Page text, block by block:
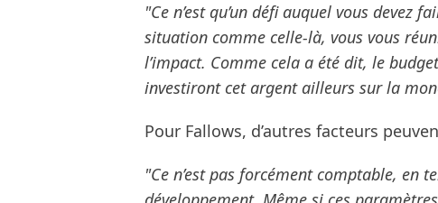
"Ce n’est qu’un défi auquel vous devez
situation comme celle-là, vous vous
l’impact. Comme cela a été dit, le
investiront cet argent ailleurs sur la
Pour Fallows, d’autres facteurs
"Ce n’est pas forcément comptable, en